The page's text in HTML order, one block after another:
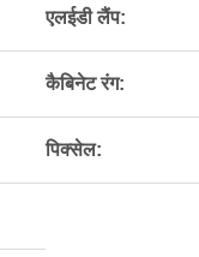
एलईडी लैंप:
कैबिनेट रंग:
पिक्सेल: